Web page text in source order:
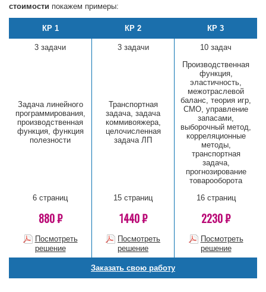
стоимости покажем примеры:
КР 1 КР 2 КР 3
3 задачи 3 задачи 10 задач
Задача линейного
программирования,
производственная
функция, функция
полезности
Транспортная
задача, задача
коммивояжера,
целочисленная
задача ЛП
Производственная
функция,
эластичность,
межотраслевой
баланс, теория игр,
СМО, управление
запасами,
выборочный метод,
корреляционные
методы,
транспортная
задача,
прогнозирование
товарооборота
6 страниц
15 страниц 16 страниц
880 ₽ 1440 ₽ 2230 ₽
Посмотреть
решение
Посмотреть
решение
Посмотреть
решение
Заказать свою работу